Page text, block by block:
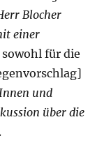
Blocher
einer
für die
und
über die
.